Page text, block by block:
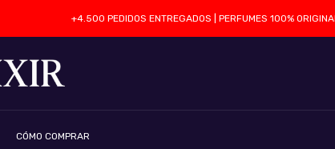
+4.500 PEDIDOS ENTREGADOS | PERFUMES 100%
CÓMO COMPRAR